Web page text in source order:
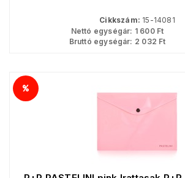
Cikkszám: 15-14081
Nettó egységár: 1 600Ft
Bruttó egységár: 2 032 Ft